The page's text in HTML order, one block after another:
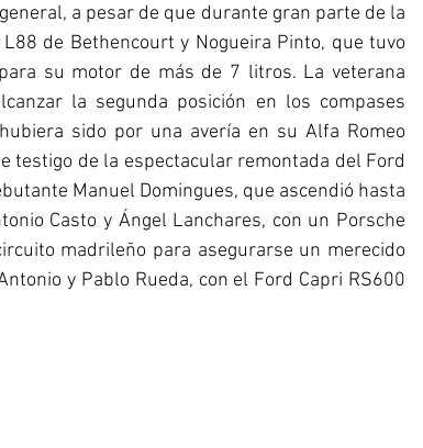
a pesar de que durante gran parte de la
de Bethencourt y Nogueira Pinto, que tuvo
su motor de más de 7 litros. La veterana
la segunda posición en los compases
sido por una avería en su Alfa Romeo
testigo de la espectacular remontada del Ford
Manuel Domingues, que ascendió hasta
Casto y Ángel Lanchares, con un Porsche
madrileño para asegurarse un merecido
y Pablo Rueda, con el Ford Capri RS600